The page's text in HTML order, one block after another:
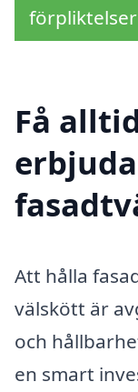
förpliktelser
Få
Att hålla
välskött är
och
en smart